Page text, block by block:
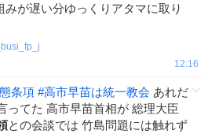
みが遅い分ゆっくりアタマに取り
12:16
条項 #高市早苗は統一教会 あれだ
ってた 高市早苗首相が 総理大臣
との会談では 竹島問題には触れず